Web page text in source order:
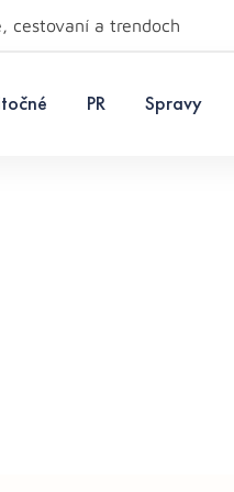
cestovaní a trendoch
PR Spravy